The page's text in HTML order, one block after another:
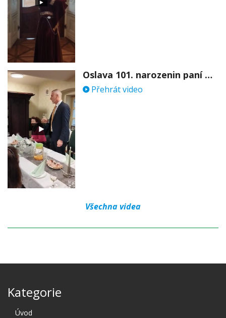
Oslava 101. narozenin paní Věry Skořepové
Přehrát video
Všechna videa
Kategorie
Úvod